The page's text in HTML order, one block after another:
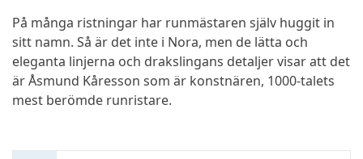
På många ristningar har runmästaren själv huggit in
sitt namn. Så är det inte i Nora, men de lätta och
eleganta linjerna och drakslingans detaljer visar att det
är Åsmund Kåresson som är konstnären, 1000-talets
mest berömde runristare.